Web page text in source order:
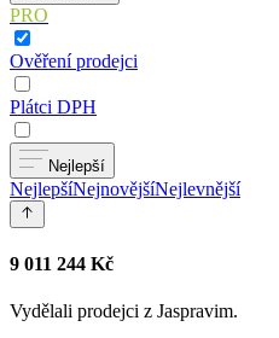
PRO
Ověření prodejci
Plátci DPH
Nejlepší
NejlepšíNejnovějšíNejlevnější
9 011 244 Kč
Vydělali prodejci z Jaspravim.